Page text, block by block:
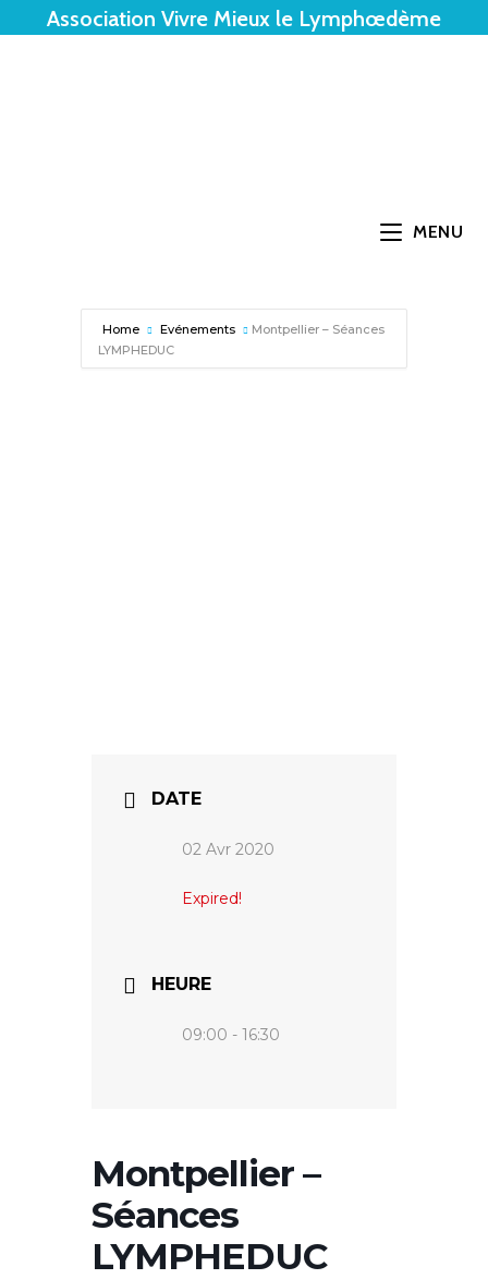
Association Vivre Mieux le Lymphœdème
MENU
Home Evénements
Montpellier – Séances
LYMPHEDUC
DATE
02 Avr 2020
Expired!
HEURE
09:00 - 16:30
Montpellier –
Séances
LYMPHEDUC